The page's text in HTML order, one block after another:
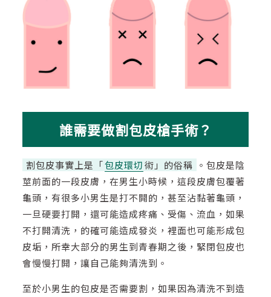
誰需要做割包皮槍手術？
割包皮事實上是「包皮環切 術」的俗稱 。包皮是陰
莖前面的一段皮膚，在男生小時候，這段皮膚包覆著
龜頭，有很多小男生是打不開的，甚至沾黏著龜頭，
一旦硬要打開，還可能造成疼痛、受傷、流血，如果
不打開清洗，的確可能造成發炎，裡面也可能形成包
皮垢，所幸大部分的男生到青春期之後，緊閉包皮也
會慢慢打開，讓自己能夠清洗到。
至於小男生的包皮是否需要割，如果因為清洗不到造